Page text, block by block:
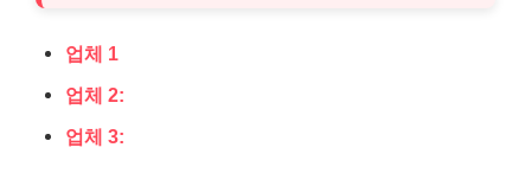
업체 1
업체 2:
업체 3: